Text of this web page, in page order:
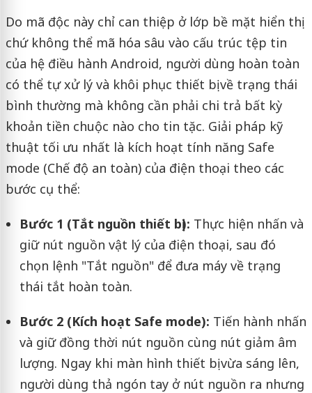
Do mã độc này chỉ can thiệp ở lớp bề mặt hiển thị
chứ không thể mã hóa sâu vào cấu trúc tệp tin
của hệ điều hành Android, người dùng hoàn toàn
có thể tự xử lý và khôi phục thiết bị về trạng thái
bình thường mà không cần phải chi trả bất kỳ
khoản tiền chuộc nào cho tin tặc. Giải pháp kỹ
thuật tối ưu nhất là kích hoạt tính năng Safe
mode (Chế độ an toàn) của điện thoại theo các
bước cụ thể:
Bước 1 (Tắt nguồn thiết bị): Thực hiện nhấn và
giữ nút nguồn vật lý của điện thoại, sau đó
chọn lệnh "Tắt nguồn" để đưa máy về trạng
thái tắt hoàn toàn.
Bước 2 (Kích hoạt Safe mode): Tiến hành nhấn
và giữ đồng thời nút nguồn cùng nút giảm âm
lượng. Ngay khi màn hình thiết bị vừa sáng lên,
người dùng thả ngón tay ở nút nguồn ra nhưng